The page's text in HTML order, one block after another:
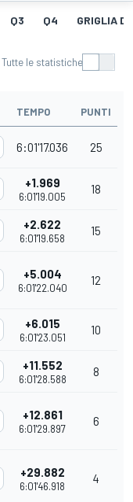
Q3 Q4 GRIGLIA
Tutte le statistiche
TEMPO PUNTI
6:01'17.036 25
+1.969
6:01'19.005
18
+2.622
6:01'19.658
15
+5.004
6:01'22.040
12
+6.015
6:01'23.051
10
+11.552
6:01'28.588
8
+12.861
6:01'29.897
6
+29.882
6:01'46.918
4